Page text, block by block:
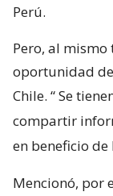
Perú.
Pero, al
oportunidad
Chile. “Se
compartir
en beneficio de
Mencionó, por